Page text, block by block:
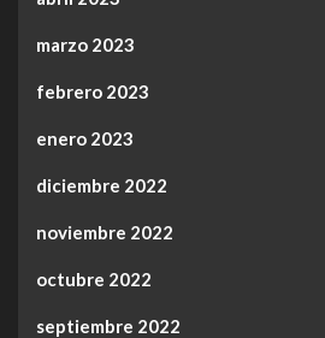
marzo 2023
febrero 2023
enero 2023
diciembre 2022
noviembre 2022
octubre 2022
septiembre 2022